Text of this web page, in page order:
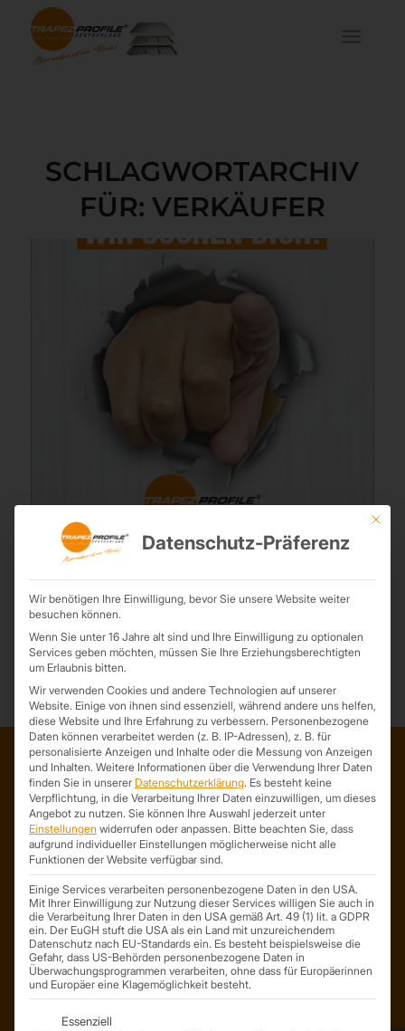
SCHLAGWORTARCHIV
FÜR: VERKÄUFER
Verkäufer gesucht
11. März 2025
Du bist ein Verkaufstalent und suchst eine neue Herausforderung?
Dann haben wir genau das Richtige für dich! Zur Verstärkung
unseres Vertriebsteams suchen wir ab sofort ...
ADRESSE
Trapezprofile Deutschland
ist ein Geschäftsbereich der
On Spot Service GmbH
Söllichauer Straße 7
04356 Leipzig
Deutschland
Mail: info@trapezprofile-deutschland.de
Tel.: +49 341 520 19 139
Mit
Datenschutz-Präferenz
Wir benötigen Ihre Einwilligung, bevor Sie unsere Website weiter
besuchen können.
Wenn Sie unter 16 Jahre alt sind und Ihre Einwilligung zu optionalen
Services geben möchten, müssen Sie Ihre Erziehungsberechtigten
um Erlaubnis bitten.
Wir verwenden Cookies und andere Technologien auf unserer
Website. Einige von ihnen sind essenziell, während andere uns helfen,
diese Website und Ihre Erfahrung zu verbessern. Personenbezogene
Daten können verarbeitet werden (z. B. IP-Adressen), z. B. für
personalisierte Anzeigen und Inhalte oder die Messung von Anzeigen
und Inhalten. Weitere Informationen über die Verwendung Ihrer Daten
finden Sie in unserer Datenschutzerklärung. Es besteht keine
Verpflichtung, in die Verarbeitung Ihrer Daten einzuwilligen, um dieses
Angebot zu nutzen. Sie können Ihre Auswahl jederzeit unter
Einstellungen widerrufen oder anpassen. Bitte beachten Sie, dass
aufgrund individueller Einstellungen möglicherweise nicht alle
Funktionen der Website verfügbar sind.
Einige Services verarbeiten personenbezogene Daten in den USA.
Mit Ihrer Einwilligung zur Nutzung dieser Services willigen Sie auch in
die Verarbeitung Ihrer Daten in den USA gemäß Art. 49 (1) lit. a GDPR
ein. Der EuGH stuft die USA als ein Land mit unzureichendem
Datenschutz nach EU-Standards ein. Es besteht beispielsweise die
Gefahr, dass US-Behörden personenbezogene Daten in
Überwachungsprogrammen verarbeiten, ohne dass für Europäerinnen
und Europäer eine Klagemöglichkeit besteht.
Es folgt eine Liste der Service-Gruppen, für die eine
Essenziell